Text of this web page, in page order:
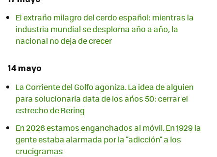
El extraño milagro del cerdo español: mientras la
industria mundial se desploma año a año, la
nacional no deja de crecer
14 mayo
La Corriente del Golfo agoniza. La idea de alguien
para solucionarla data de los años 50: cerrar el
estrecho de Bering
En 2026 estamos enganchados al móvil. En 1929 la
gente estaba alarmada por la "adicción" a los
crucigramas